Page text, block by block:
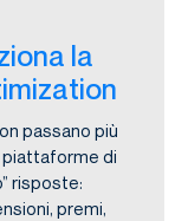
la
passano più
piattaforme di
risposte:
premi,